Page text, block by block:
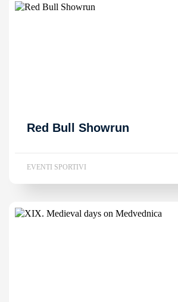
Red Bull Showrun
EVENTI SPORTIVI